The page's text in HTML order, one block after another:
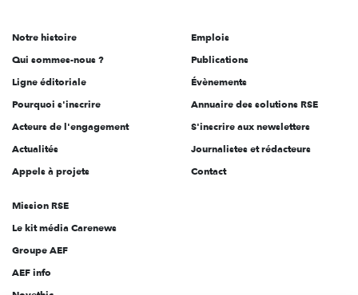
l'engagement
Notre histoire
Qui sommes-nous ?
Ligne éditoriale
Pourquoi s'inscrire
Acteurs de l'engagement
Actualités
Appels à projets
Emplois
Publications
Évènements
Annuaire des solutions RSE
S'inscrire aux newsletters
Journalistes et rédacteurs
Contact
Mission RSE
Le kit média Carenews
Groupe AEF
AEF info